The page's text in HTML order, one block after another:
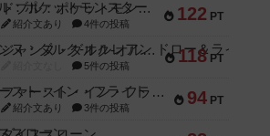
122 PT
ドブル：ポケットモンスター
紹介文あり 4件の投稿
118 PT
ジャンヌ・ダルク-オルレアン ドロー＆ライト
5件の投稿
94 PT
ファースト・イン・フライト
紹介文あり 3件の投稿